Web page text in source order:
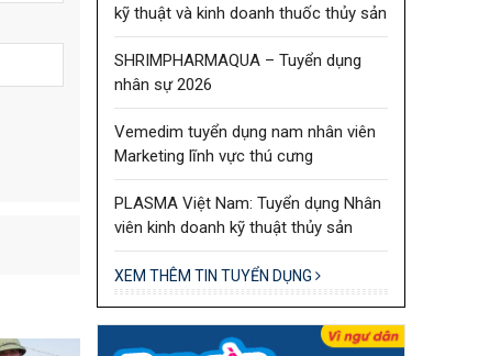
kỹ thuật và kinh doanh thuốc thủy sản
SHRIMPHARMAQUA – Tuyển dụng
nhân sự 2026
Vemedim tuyển dụng nam nhân viên
Marketing lĩnh vực thú cưng
PLASMA Việt Nam: Tuyển dụng Nhân
viên kinh doanh kỹ thuật thủy sản
XEM THÊM TIN TUYỂN DỤNG